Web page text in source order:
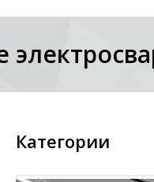
Категории